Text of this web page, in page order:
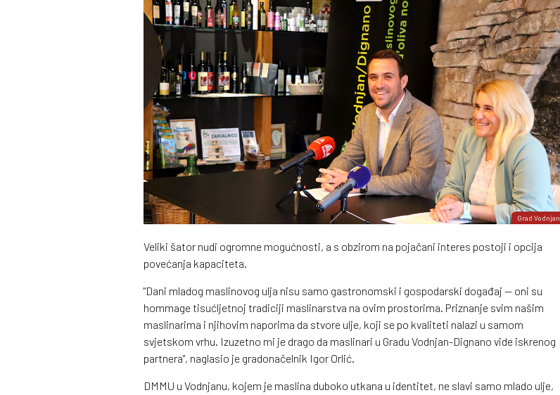
Grad Vodnjan
Veliki šator nudi ogromne mogućnosti, a s obzirom na pojačani interes postoji i opcija
povećanja kapaciteta.
"Dani mladog maslinovog ulja nisu samo gastronomski i gospodarski događaj — oni su
hommage tisućljetnoj tradiciji maslinarstva na ovim prostorima. Priznanje svim našim
maslinarima i njihovim naporima da stvore ulje, koji se po kvaliteti nalazi u samom
svjetskom vrhu. Izuzetno mi je drago da maslinari u Gradu Vodnjan-Dignano vide iskrenog
partnera", naglasio je gradonačelnik Igor Orlić.
DMMU u Vodnjanu, kojem je maslina duboko utkana u identitet, ne slavi samo mlado ulje,